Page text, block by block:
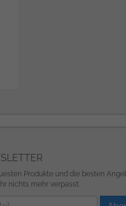
Produkte und die besten
nichts mehr verpasst.